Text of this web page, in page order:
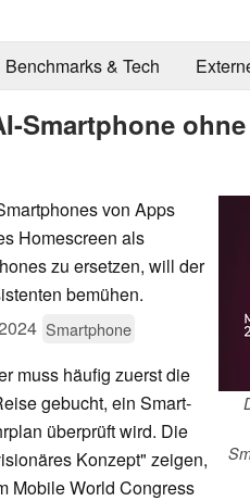
Benchmarks & Tech
Smartphone
von Apps
Homescreen als
zu ersetzen, will der
bemühen.
Smartphone
muss häufig zuerst die
gebucht, ein Smart-
überprüft wird. Die
Konzept" zeigen,
Mobile World Congress